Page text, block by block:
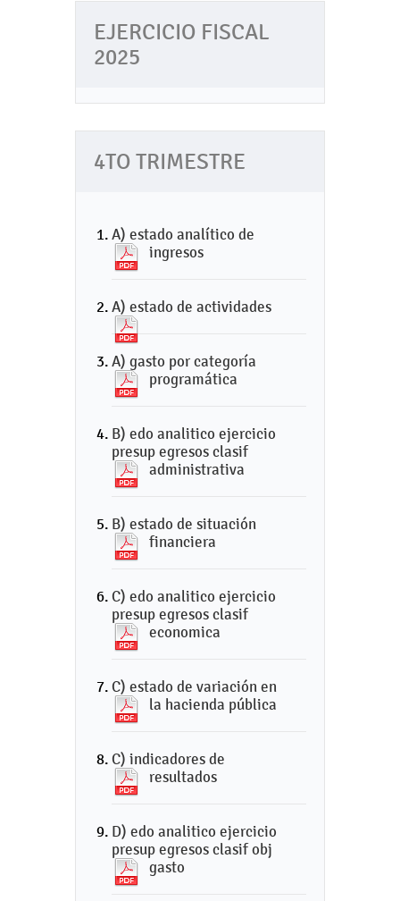
EJERCICIO FISCAL
2025
4TO TRIMESTRE
A) estado analítico de
ingresos
A) estado de actividades
A) gasto por categoría
programática
B) edo analitico ejercicio
presup egresos clasif
administrativa
B) estado de situación
financiera
C) edo analitico ejercicio
presup egresos clasif
economica
C) estado de variación en
la hacienda pública
C) indicadores de
resultados
D) edo analitico ejercicio
presup egresos clasif obj
gasto